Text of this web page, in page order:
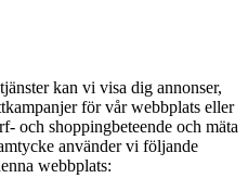
kan vi visa dig annonser,
för vår webbplats eller
och shoppingbeteende och mäta
använder vi följande
webbplats: